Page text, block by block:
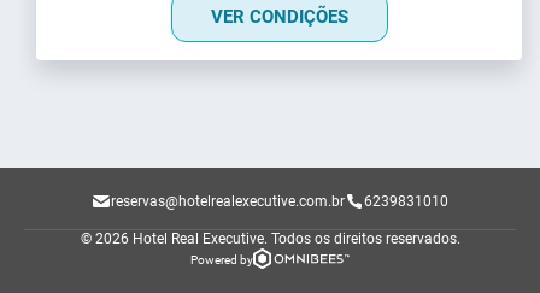
VER CONDIÇÕES
reservas@hotelrealexecutive.com.br 6239831010
© 2026 Hotel Real Executive. Todos os direitos reservados.
Powered by